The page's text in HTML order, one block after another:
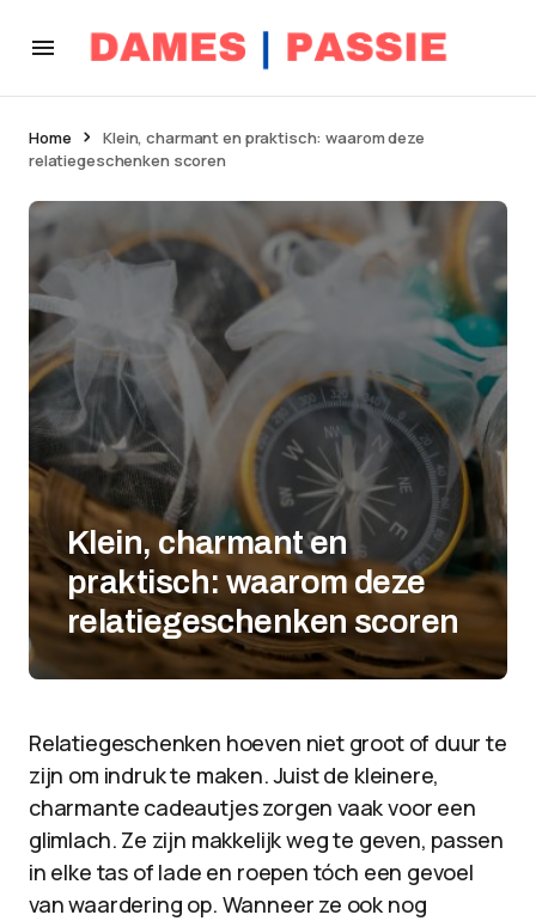
Home
Klein, charmant en praktisch: waarom deze
relatiegeschenken scoren
Klein, charmant en
praktisch: waarom deze
relatiegeschenken scoren
Relatiegeschenken hoeven niet groot of duur te
zijn om indruk te maken. Juist de kleinere,
charmante cadeautjes zorgen vaak voor een
glimlach. Ze zijn makkelijk weg te geven, passen
in elke tas of lade en roepen tóch een gevoel
van waardering op. Wanneer ze ook nog